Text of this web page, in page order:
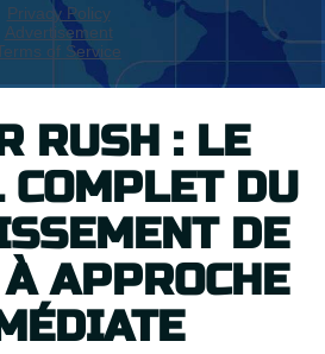
RUSH : LE
DU
DE
APPROCHE